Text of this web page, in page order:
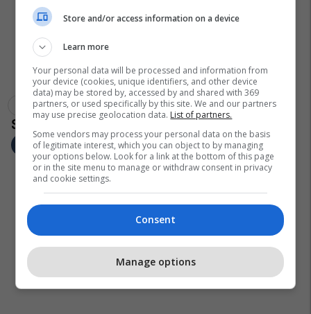
Babadimri Norad Krishtlindje
Store and/or access information on a device
Learn more
Your personal data will be processed and information from
your device (cookies, unique identifiers, and other device
data) may be stored by, accessed by and shared with 369
partners, or used specifically by this site. We and our partners
may use precise geolocation data. List of partners.
Some vendors may process your personal data on the basis
of legitimate interest, which you can object to by managing
your options below. Look for a link at the bottom of this page
or in the site menu to manage or withdraw consent in privacy
and cookie settings.
Consent
Manage options